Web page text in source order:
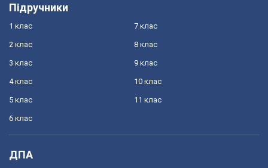
Підручники
1 клас
2 клас
3 клас
4 клас
5 клас
6 клас
7 клас
8 клас
9 клас
10 клас
11 клас
ДПА